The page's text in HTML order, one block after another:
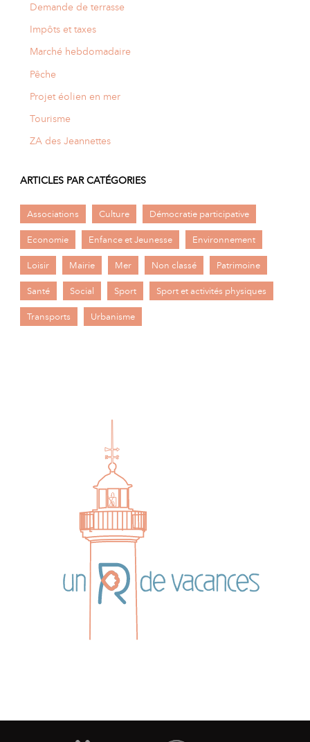
Demande de terrasse
Impôts et taxes
Marché hebdomadaire
Pêche
Projet éolien en mer
Tourisme
ZA des Jeannettes
ARTICLES PAR CATÉGORIES
Associations Culture Démocratie participative
Economie Enfance et Jeunesse Environnement
Loisir Mairie Mer Non classé Patrimoine
Santé Social Sport Sport et activités physiques
Transports Urbanisme